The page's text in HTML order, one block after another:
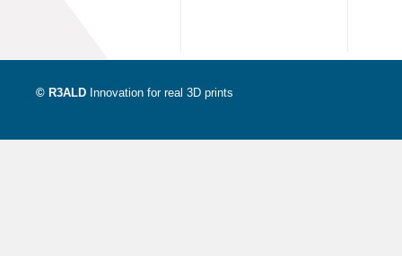
© R3ALD Innovation for real 3D prints